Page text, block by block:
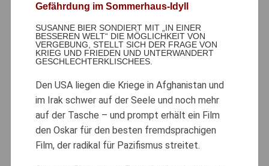
Gefährdung im Sommerhaus-Idyll
SUSANNE BIER SONDIERT MIT „IN EINER
BESSEREN WELT“ DIE MÖGLICHKEIT VON
VERGEBUNG, STELLT SICH DER FRAGE VON
KRIEG UND FRIEDEN UND UNTERWANDERT
GESCHLECHTERKLISCHEES.
Den USA liegen die Kriege in Afghanistan und
im Irak schwer auf der Seele und noch mehr
auf der Tasche – und prompt erhält ein Film
den Oskar für den besten fremdsprachigen
Film, der radikal für Pazifismus streitet.